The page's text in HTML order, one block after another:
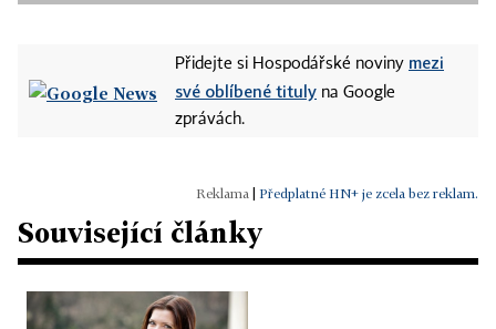
Přidejte si Hospodářské noviny mezi
své oblíbené tituly na Google
zprávách.
Předplatné HN+ je zcela bez reklam.
Související články